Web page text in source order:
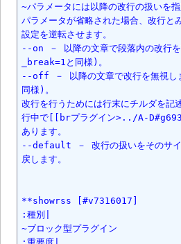
~パラメータには以降の改行の扱いを指
パラメータが省略された場合、改行と
設定を逆転させます。
--on － 以降の文章で段落内の改行
_break=1と同様)。
--off － 以降の文章で改行を無視
同様)。
改行を行うためには行末にチルダを記
行中で[[brプラグイン>../A-
あります。
--default － 改行の扱いをそのサ
戻します。
**showrss [#v7316017]
:種別|
~ブロック型プラグイン